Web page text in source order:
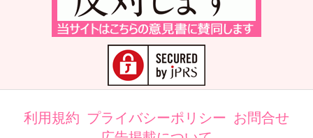
利用規約 プライバシーポリシー お問合せ